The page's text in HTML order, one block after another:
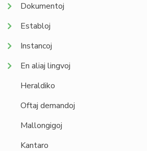
Dokumentoj
Establoj
Instancoj
En aliaj lingvoj
Heraldiko
Oftaj demandoj
Mallongigoj
Kantaro